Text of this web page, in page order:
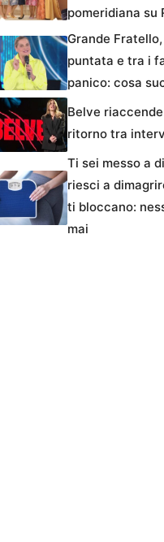
pomeridiana su
Grande
puntata e tra i
panico: cosa
Belve
ritorno tra
Ti sei messo a
riesci a
ti bloccano:
mai